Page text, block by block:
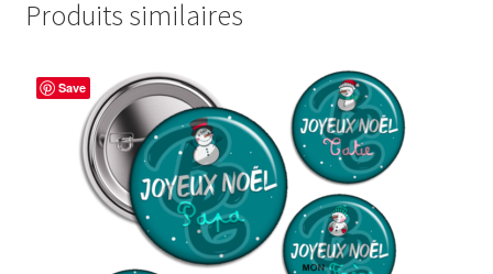
Produits similaires
Save